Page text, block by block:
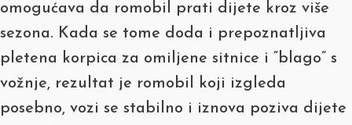
omogućava da romobil prati dijete kroz više
sezona. Kada se tome doda i prepoznatljiva
pletena korpica za omiljene sitnice i “blago” s
vožnje, rezultat je romobil koji izgleda
posebno, vozi se stabilno i iznova poziva dijete